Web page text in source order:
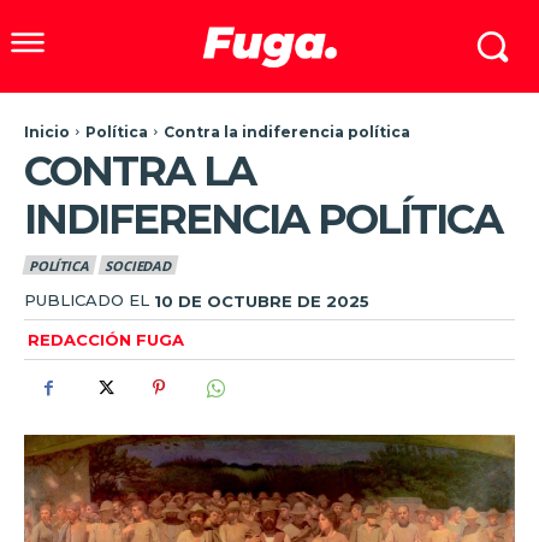
Inicio Política Contra la indiferencia política
CONTRA LA
INDIFERENCIA POLÍTICA
POLÍTICA SOCIEDAD
PUBLICADO EL 10 DE OCTUBRE DE 2025
REDACCIÓN FUGA